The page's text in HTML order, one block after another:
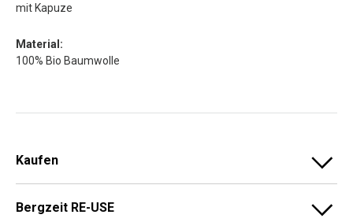
mit Kapuze
Material:
100% Bio Baumwolle
Kaufen
Bergzeit RE-USE